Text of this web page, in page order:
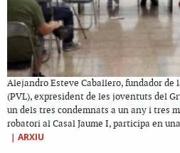
Alejandro Esteve Caballero, fundador
(PVL), expresident de les joventuts del
un dels tres condemnats a un any i tres
robatori al Casal Jaume I, participa en
| ARXIU